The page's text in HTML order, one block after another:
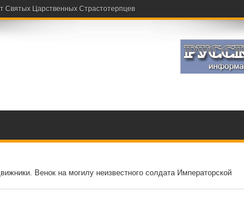
Святых Царственных Страстотерпцев
Венок на могилу неизвестного солдата Императорской